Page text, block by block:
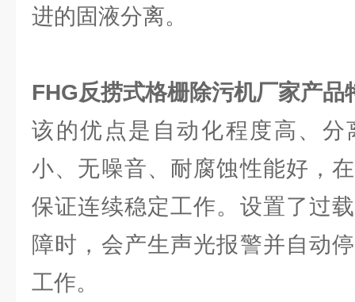
进的固液分离。
FHG反捞式格栅除污机厂家产品
该的优点是自动化程度高、分
小、无噪音、耐腐蚀性能好，
保证连续稳定工作。设置了过
障时，会产生声光报警并自动
工作。